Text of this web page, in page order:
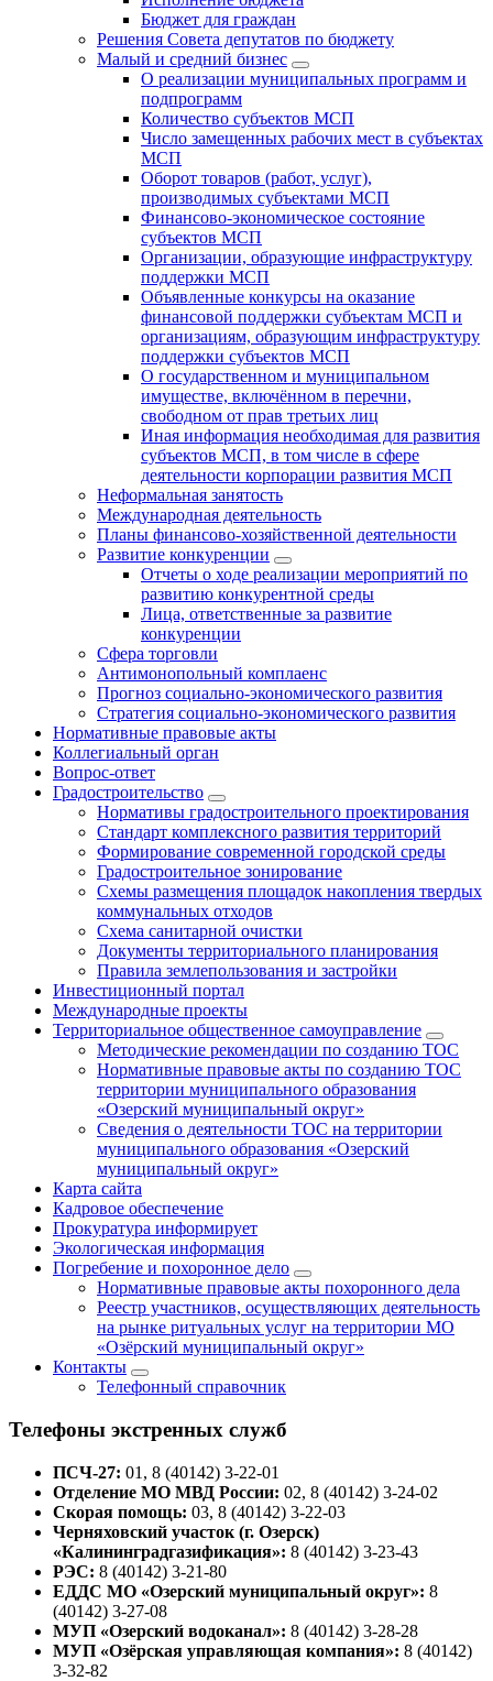
Бюджет для граждан
Решения Совета депутатов по бюджету
Малый и средний бизнес
О реализации муниципальных программ и
подпрограмм
Количество субъектов МСП
Число замещенных рабочих мест в субъектах
МСП
Оборот товаров (работ, услуг),
производимых субъектами МСП
Финансово-экономическое состояние
субъектов МСП
Организации, образующие инфраструктуру
поддержки МСП
Объявленные конкурсы на оказание
финансовой поддержки субъектам МСП и
организациям, образующим инфраструктуру
поддержки субъектов МСП
О государственном и муниципальном
имуществе, включённом в перечни,
свободном от прав третьих лиц
Иная информация необходимая для развития
субъектов МСП, в том числе в сфере
деятельности корпорации развития МСП
Неформальная занятость
Международная деятельность
Планы финансово-хозяйственной деятельности
Развитие конкуренции
Отчеты о ходе реализации мероприятий по
развитию конкурентной среды
Лица, ответственные за развитие
конкуренции
Сфера торговли
Антимонопольный комплаенс
Прогноз социально-экономического развития
Стратегия социально-экономического развития
Нормативные правовые акты
Коллегиальный орган
Вопрос-ответ
Градостроительство
Нормативы градостроительного проектирования
Стандарт комплексного развития территорий
Формирование современной городской среды
Градостроительное зонирование
Схемы размещения площадок накопления твердых
коммунальных отходов
Схема санитарной очистки
Документы территориального планирования
Правила землепользования и застройки
Инвестиционный портал
Международные проекты
Территориальное общественное самоуправление
Методические рекомендации по созданию ТОС
Нормативные правовые акты по созданию ТОС
территории муниципального образования
«Озерский муниципальный округ»
Сведения о деятельности ТОС на территории
муниципального образования «Озерский
муниципальный округ»
Карта сайта
Кадровое обеспечение
Прокуратура информирует
Экологическая информация
Погребение и похоронное дело
Нормативные правовые акты похоронного дела
Реестр участников, осуществляющих деятельность
на рынке ритуальных услуг на территории МО
«Озёрский муниципальный округ»
Контакты
Телефонный справочник
Телефоны экстренных служб
ПСЧ-27: 01, 8 (40142) 3-22-01
Отделение МО МВД России: 02, 8 (40142) 3-24-02
Скорая помощь: 03, 8 (40142) 3-22-03
Черняховский участок (г. Озерск)
«Калининградгазификация»: 8 (40142) 3-23-43
РЭС: 8 (40142) 3-21-80
ЕДДС МО «Озерский муниципальный округ»: 8
(40142) 3-27-08
МУП «Озерский водоканал»: 8 (40142) 3-28-28
МУП «Озёрская управляющая компания»: 8 (40142)
3-32-82